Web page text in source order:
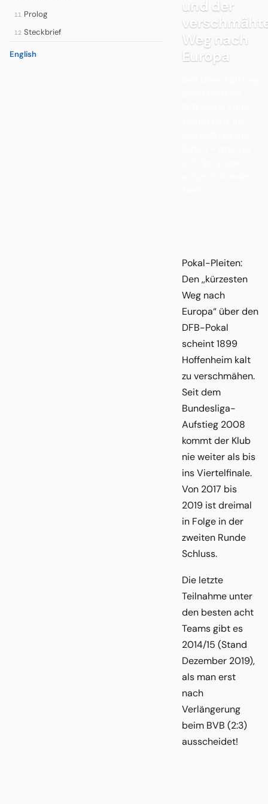
11 Prolog
12 Steckbrief
English
und der
Weg nach
Europa
Pokal-Pleiten:
Den ,,kürzesten
Weg nach
Europa“ über den
DFB-Pokal
scheint 1899
Hoffenheim kalt
zu verschmähen.
Seit dem
Bundesliga-
Aufstieg 2008
kommt der Klub
nie weiter als bis
ins Viertelfinale.
Von 2017 bis
2019 ist dreimal
in Folge in der
zweiten Runde
Schluss.
Die letzte
Teilnahme unter
den besten acht
Teams gibt es
2014/15 (Stand
Dezember 2019),
als man erst
nach
Verlängerung
beim BVB (2:3)
ausscheidet!